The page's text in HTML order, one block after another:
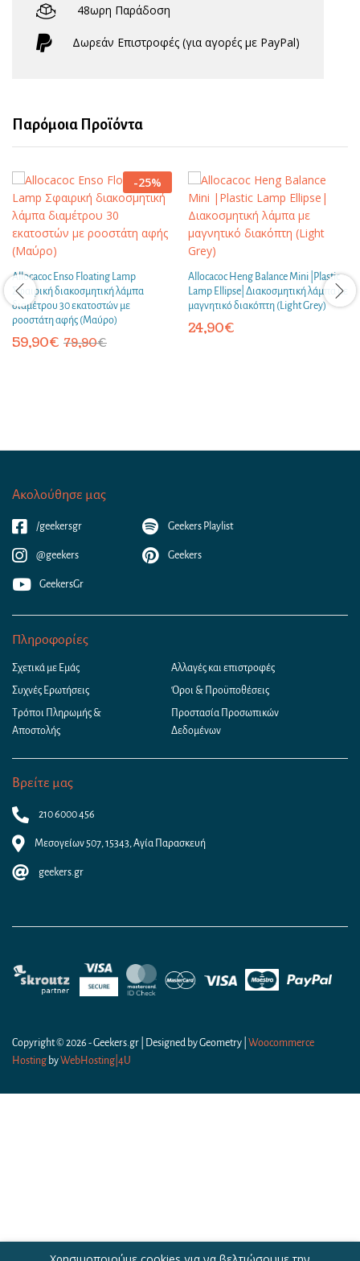
48ωρη Παράδοση
Δωρεάν Eπιστροφές (για αγορές με PayPal)
Παρόμοια Προϊόντα
-25%
Allocacoc Enso Floating Lamp
Σφαιρική διακοσμητική λάμπα
διαμέτρου 30 εκατοστών με
ροοστάτη αφής (Μαύρο)
59,90€ 79,90€
Allocacoc Heng Balance Mini |Plastic
Lamp Ellipse| Διακοσμητική λάμπα με
μαγνητικό διακόπτη (Light Grey)
24,90€
Ακολούθησε μας
/geekersgr
@geekers
GeekersGr
Geekers Playlist
Geekers
Πληροφορίες
Σχετικά με Εμάς
Συχνές Ερωτήσεις
Τρόποι Πληρωμής &
Αποστολής
Αλλαγές και επιστροφές
Όροι & Προϋποθέσεις
Προστασία Προσωπικών
Δεδομένων
Βρείτε μας
210 6000 456
Μεσογείων 507, 15343, Αγία Παρασκευή
geekers.gr
Copyright © 2026 - Geekers.gr | Designed byGeometry Woocommerce
Hosting byWebHosting|4U